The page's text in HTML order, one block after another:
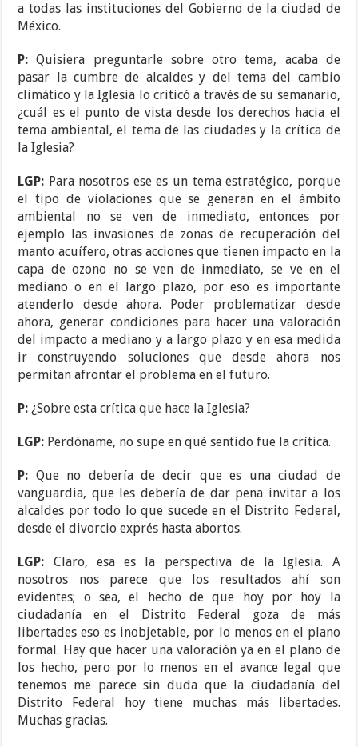
a todas las instituciones del Gobierno de la ciudad de
México.
P: Quisiera preguntarle sobre otro tema, acaba de
pasar la cumbre de alcaldes y del tema del cambio
climático y la Iglesia lo criticó a través de su semanario,
¿cuál es el punto de vista desde los derechos hacia el
tema ambiental, el tema de las ciudades y la crítica de
la Iglesia?
LGP: Para nosotros ese es un tema estratégico, porque
el tipo de violaciones que se generan en el ámbito
ambiental no se ven de inmediato, entonces por
ejemplo las invasiones de zonas de recuperación del
manto acuífero, otras acciones que tienen impacto en la
capa de ozono no se ven de inmediato, se ve en el
mediano o en el largo plazo, por eso es importante
atenderlo desde ahora. Poder problematizar desde
ahora, generar condiciones para hacer una valoración
del impacto a mediano y a largo plazo y en esa medida
ir construyendo soluciones que desde ahora nos
permitan afrontar el problema en el futuro.
P: ¿Sobre esta crítica que hace la Iglesia?
LGP: Perdóname, no supe en qué sentido fue la crítica.
P: Que no debería de decir que es una ciudad de
vanguardia, que les debería de dar pena invitar a los
alcaldes por todo lo que sucede en el Distrito Federal,
desde el divorcio exprés hasta abortos.
LGP: Claro, esa es la perspectiva de la Iglesia. A
nosotros nos parece que los resultados ahí son
evidentes; o sea, el hecho de que hoy por hoy la
ciudadanía en el Distrito Federal goza de más
libertades eso es inobjetable, por lo menos en el plano
formal. Hay que hacer una valoración ya en el plano de
los hecho, pero por lo menos en el avance legal que
tenemos me parece sin duda que la ciudadanía del
Distrito Federal hoy tiene muchas más libertades.
Muchas gracias.